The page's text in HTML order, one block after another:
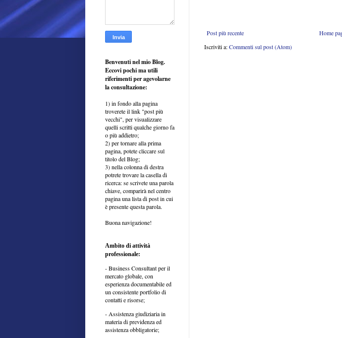
Post più recente
Home
Iscriviti a:Commenti sul post (Atom)
Benvenuti nel mio Blog.
Eccovi pochi ma utili
riferimenti per agevolarne
la consultazione:
1) in fondo alla pagina
troverete il link "post più
vecchi", per visualizzare
quelli scritti qualche giorno fa
o più addietro;
2) per tornare alla prima
pagina, potete cliccare sul
titolo del Blog;
3) nella colonna di destra
potrete trovare la casella di
ricerca: se scrivete una parola
chiave, comparirà nel centro
pagina una lista di post in cui
è presente questa parola.
Buona navigazione!
Ambito di attività
professionale:
- Business Consultant per il
mercato globale, con
esperienza documentabile ed
un consistente portfolio di
contatti e risorse;
- Assistenza giudiziaria in
materia di previdenza ed
assistenza obbligatorie;